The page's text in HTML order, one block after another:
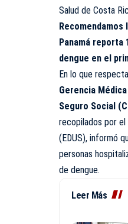
Salud de Costa
Recomendamos
Panamá reporta
dengue en el
En lo que
Gerencia
Seguro Social
recopilados por el
(EDUS), informó
personas
de dengue.
Leer Más